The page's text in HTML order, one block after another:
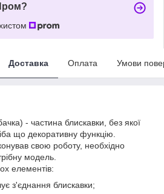
Доставка Оплата Умови
- частина блискавки, без якої
що декоративну функцію.
свою роботу, необхідно
модель.
елементів:
з'єднання блискавки;